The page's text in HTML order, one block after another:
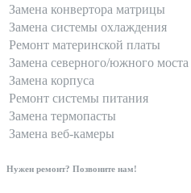
Замена конвертора матрицы
Замена системы охлаждения
Ремонт материнской платы
Замена северного/южного моста
Замена корпуса
Ремонт системы питания
Замена термопасты
Замена веб-камеры
Нужен ремонт? Позвоните нам!